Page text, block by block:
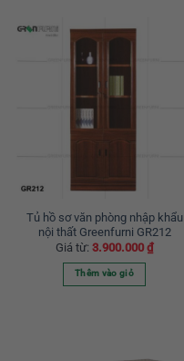
Tủ hồ sơ văn phòng nhập khẩu
nội thất Greenfurni GR212
Giá từ: 3.900.000 ₫
Thêm vào giỏ